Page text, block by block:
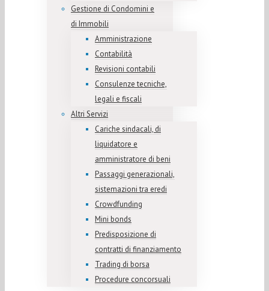
Gestione di Condomini e
di Immobili
Amministrazione
Contabilità
Revisioni contabili
Consulenze tecniche,
legali e fiscali
Altri Servizi
Cariche sindacali, di
liquidatore e
amministratore di beni
Passaggi generazionali,
sistemazioni tra eredi
Crowdfunding
Mini bonds
Predisposizione di
contratti di finanziamento
Trading di borsa
Procedure concorsuali